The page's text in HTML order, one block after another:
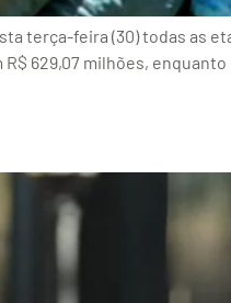
terça-feira (30) todas as
629,07 milhões,